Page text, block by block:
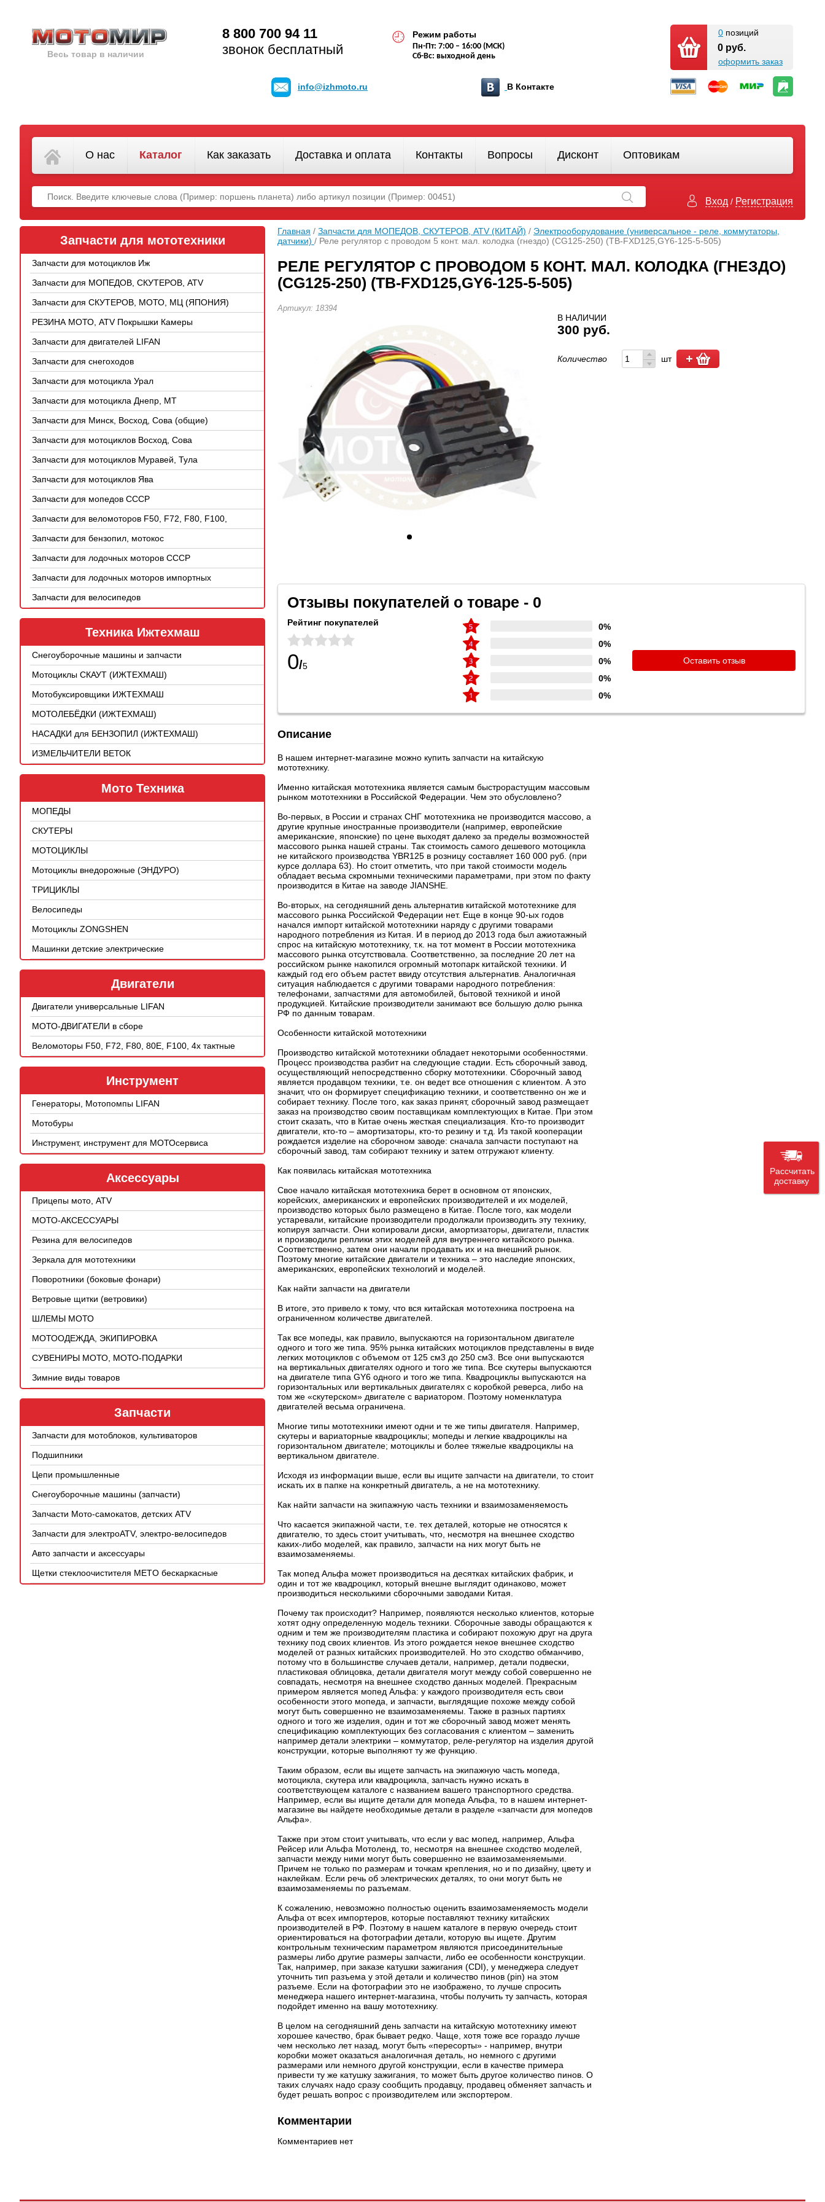
Весь товар в наличии
8 800 700 94 11
звонок бесплатный
Режим работы
Пн-Пт: 7:00 – 16:00 (МСК)
Сб-Вс: выходной день
0 позиций
0 руб.
оформить заказ
info@izhmoto.ru В Контакте
О нас Каталог Как заказать Доставка и оплата Контакты Вопросы Дисконт Оптовикам
Вход / Регистрация
Запчасти для мототехники
Запчасти для мотоциклов Иж
Запчасти для МОПЕДОВ, СКУТЕРОВ, ATV
(КИТАЙ)
Запчасти для СКУТЕРОВ, МОТО, МЦ (ЯПОНИЯ)
РЕЗИНА МОТО, ATV Покрышки Камеры
Запчасти для двигателей LIFAN
Запчасти для снегоходов
Запчасти для мотоцикла Урал
Запчасти для мотоцикла Днепр, МТ
Запчасти для Минск, Восход, Сова (общие)
Запчасти для мотоциклов Восход, Сова
Запчасти для мотоциклов Муравей, Тула
Запчасти для мотоциклов Ява
Запчасти для мопедов СССР
Запчасти для веломоторов F50, F72, F80, F100,
4Т
Запчасти для бензопил, мотокос
Запчасти для лодочных моторов СССР
Запчасти для лодочных моторов импортных
Запчасти для велосипедов
Техника Ижтехмаш
Снегоуборочные машины и запчасти
Мотоциклы СКАУТ (ИЖТЕХМАШ)
Мотобуксировщики ИЖТЕХМАШ
МОТОЛЕБЁДКИ (ИЖТЕХМАШ)
НАСАДКИ для БЕНЗОПИЛ (ИЖТЕХМАШ)
ИЗМЕЛЬЧИТЕЛИ ВЕТОК
Мото Техника
МОПЕДЫ
СКУТЕРЫ
МОТОЦИКЛЫ
Мотоциклы внедорожные (ЭНДУРО)
ТРИЦИКЛЫ
Велосипеды
Мотоциклы ZONGSHEN
Машинки детские электрические
Двигатели
Двигатели универсальные LIFAN
МОТО-ДВИГАТЕЛИ в сборе
Веломоторы F50, F72, F80, 80E, F100, 4х тактные
Инструмент
Генераторы, Мотопомпы LIFAN
Мотобуры
Инструмент, инструмент для МОТОсервиса
Аксессуары
Прицепы мото, ATV
МОТО-АКСЕССУАРЫ
Резина для велосипедов
Зеркала для мототехники
Поворотники (боковые фонари)
Ветровые щитки (ветровики)
ШЛЕМЫ МОТО
МОТООДЕЖДА, ЭКИПИРОВКА
СУВЕНИРЫ МОТО, МОТО-ПОДАРКИ
Зимние виды товаров
Запчасти
Запчасти для мотоблоков, культиваторов
Подшипники
Цепи промышленные
Снегоуборочные машины (запчасти)
Запчасти Мото-самокатов, детских ATV
Запчасти для электроATV, электро-велосипедов
Авто запчасти и аксессуары
Щетки стеклоочистителя METO бескаркасные
Главная / Запчасти для МОПЕДОВ, СКУТЕРОВ, ATV (КИТАЙ) / Электрооборудование (универсальное - реле, коммутаторы,
датчики) / Реле регулятор с проводом 5 конт. мал. колодка (гнездо) (CG125-250) (TB-FXD125,GY6-125-5-505)
РЕЛЕ РЕГУЛЯТОР С ПРОВОДОМ 5 КОНТ. МАЛ. КОЛОДКА (ГНЕЗДО)
(CG125-250) (TB-FXD125,GY6-125-5-505)
Артикул: 18394
В НАЛИЧИИ
300 руб.
Количество шт
Отзывы покупателей о товаре - 0
Рейтинг покупателей
0/5
0%
0%
0%
0%
0%
Оставить отзыв
Описание
В нашем интернет-магазине можно купить запчасти на китайскую
мототехнику.
Именно китайская мототехника является самым быстрорастущим массовым
рынком мототехники в Российской Федерации. Чем это обусловлено?
Во-первых, в России и странах СНГ мототехника не производится массово, а
другие крупные иностранные производители (например, европейские
американские, японские) по цене выходят далеко за пределы возможностей
массового рынка нашей страны. Так стоимость самого дешевого мотоцикла
не китайского производства YBR125 в розницу составляет 160 000 руб. (при
курсе доллара 63). Но стоит отметить, что при такой стоимости модель
обладает весьма скромными техническими параметрами, при этом по факту
производится в Китае на заводе JIANSHE.
Во-вторых, на сегодняшний день альтернатив китайской мототехнике для
массового рынка Российской Федерации нет. Еще в конце 90-ых годов
начался импорт китайской мототехники наряду с другими товарами
народного потребления из Китая. И в период до 2013 года был ажиотажный
спрос на китайскую мототехнику, т.к. на тот момент в России мототехника
массового рынка отсутствовала. Соответственно, за последние 20 лет на
российском рынке накопился огромный мотопарк китайской техники. И
каждый год его объем растет ввиду отсутствия альтернатив. Аналогичная
ситуация наблюдается с другими товарами народного потребления:
телефонами, запчастями для автомобилей, бытовой техникой и иной
продукцией. Китайские производители занимают все большую долю рынка
РФ по данным товарам.
Особенности китайской мототехники
Производство китайской мототехники обладает некоторыми особенностями.
Процесс производства разбит на следующие стадии. Есть сборочный завод,
осуществляющий непосредственно сборку мототехники. Сборочный завод
является продавцом техники, т.е. он ведет все отношения с клиентом. А это
значит, что он формирует спецификацию техники, и соответственно он же и
собирает технику. После того, как заказ принят, сборочный завод размещает
заказ на производство своим поставщикам комплектующих в Китае. При этом
стоит сказать, что в Китае очень жесткая специализация. Кто-то производит
двигатели, кто-то – амортизаторы, кто-то резину и т.д. Из такой кооперации
рождается изделие на сборочном заводе: сначала запчасти поступают на
сборочный завод, там собирают технику и затем отгружают клиенту.
Как появилась китайская мототехника
Свое начало китайская мототехника берет в основном от японских,
корейских, американских и европейских производителей и их моделей,
производство которых было размещено в Китае. После того, как модели
устаревали, китайские производители продолжали производить эту технику,
копируя запчасти. Они копировали диски, амортизаторы, двигатели, пластик
и производили реплики этих моделей для внутреннего китайского рынка.
Соответственно, затем они начали продавать их и на внешний рынок.
Поэтому многие китайские двигатели и техника – это наследие японских,
американских, европейских технологий и моделей.
Как найти запчасти на двигатели
В итоге, это привело к тому, что вся китайская мототехника построена на
ограниченном количестве двигателей.
Так все мопеды, как правило, выпускаются на горизонтальном двигателе
одного и того же типа. 95% рынка китайских мотоциклов представлены в виде
легких мотоциклов с объемом от 125 см3 до 250 см3. Все они выпускаются
на вертикальных двигателях одного и того же типа. Все скутеры выпускаются
на двигателе типа GY6 одного и того же типа. Квадроциклы выпускаются на
горизонтальных или вертикальных двигателях с коробкой реверса, либо на
том же «скутерском» двигателе с вариатором. Поэтому номенклатура
двигателей весьма ограничена.
Многие типы мототехники имеют одни и те же типы двигателя. Например,
скутеры и вариаторные квадроциклы; мопеды и легкие квадроциклы на
горизонтальном двигателе; мотоциклы и более тяжелые квадроциклы на
вертикальном двигателе.
Исходя из информации выше, если вы ищите запчасти на двигатели, то стоит
искать их в папке на конкретный двигатель, а не на мототехнику.
Как найти запчасти на экипажную часть техники и взаимозаменяемость
Что касается экипажной части, т.е. тех деталей, которые не относятся к
двигателю, то здесь стоит учитывать, что, несмотря на внешнее сходство
каких-либо моделей, как правило, запчасти на них могут быть не
взаимозаменяемы.
Так мопед Альфа может производиться на десятках китайских фабрик, и
один и тот же квадроцикл, который внешне выглядит одинаково, может
производиться несколькими сборочными заводами Китая.
Почему так происходит? Например, появляются несколько клиентов, которые
хотят одну определенную модель техники. Сборочные заводы обращаются к
одним и тем же производителям пластика и собирают похожую друг на друга
технику под своих клиентов. Из этого рождается некое внешнее сходство
моделей от разных китайских производителей. Но это сходство обманчиво,
потому что в большинстве случаев детали, например, детали подвески,
пластиковая облицовка, детали двигателя могут между собой совершенно не
совпадать, несмотря на внешнее сходство данных моделей. Прекрасным
примером является мопед Альфа: у каждого производителя есть свои
особенности этого мопеда, и запчасти, выглядящие похоже между собой
могут быть совершенно не взаимозаменяемы. Также в разных партиях
одного и того же изделия, один и тот же сборочный завод может менять
спецификацию комплектующих без согласования с клиентом – заменить
например детали электрики – коммутатор, реле-регулятор на изделия другой
конструкции, которые выполняют ту же функцию.
Таким образом, если вы ищете запчасть на экипажную часть мопеда,
мотоцикла, скутера или квадроцикла, запчасть нужно искать в
соответствующем каталоге с названием вашего транспортного средства.
Например, если вы ищите детали для мопеда Альфа, то в нашем интернет-
магазине вы найдете необходимые детали в разделе «запчасти для мопедов
Альфа».
Также при этом стоит учитывать, что если у вас мопед, например, Альфа
Рейсер или Альфа Мотоленд, то, несмотря на внешнее сходство моделей,
запчасти между ними могут быть совершенно не взаимозаменяемыми.
Причем не только по размерам и точкам крепления, но и по дизайну, цвету и
наклейкам. Если речь об электрических деталях, то они могут быть не
взаимозаменяемы по разъемам.
К сожалению, невозможно полностью оценить взаимозаменяемость модели
Альфа от всех импортеров, которые поставляют технику китайских
производителей в РФ. Поэтому в нашем каталоге в первую очередь стоит
ориентироваться на фотографии детали, которую вы ищете. Другим
контрольным техническим параметром являются присоединительные
размеры либо другие размеры запчасти, либо ее особенности конструкции.
Так, например, при заказе катушки зажигания (CDI), у менеджера следует
уточнить тип разъема у этой детали и количество пинов (pin) на этом
разъеме. Если на фотографии это не изображено, то лучше спросить
менеджера нашего интернет-магазина, чтобы получить ту запчасть, которая
подойдет именно на вашу мототехнику.
В целом на сегодняшний день запчасти на китайскую мототехнику имеют
хорошее качество, брак бывает редко. Чаще, хотя тоже все гораздо лучше
чем несколько лет назад, могут быть «пересорты» - например, внутри
коробки может оказаться аналогичная деталь, но немного с другими
размерами или немного другой конструкции, если в качестве примера
привести ту же катушку зажигания, то может быть другое количество пинов. О
таких случаях надо сразу сообщить продавцу, продавец обменяет запчасть и
будет решать вопрос с производителем или экспортером.
Комментарии
Комментариев нет
Рассчитать
доставку